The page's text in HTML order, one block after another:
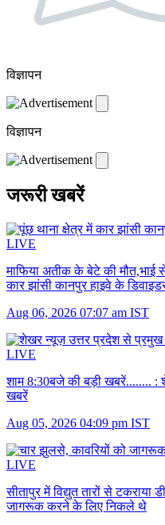
विज्ञापन
विज्ञापन
जरूरी खबरें
LIVE
माफिया अतीक के बेटे की मौत,भाई
कार झांसी कानपुर हाइवे के
Aug 06, 2026 07:07 am IST
LIVE
शाम 8:30बजे की बड़ी खबरें........ :
खबरें
Aug 05, 2026 04:09 pm IST
LIVE
सीतापुर में विद्युत तारों से टकराया
जागरूक करने के लिए निकले थे